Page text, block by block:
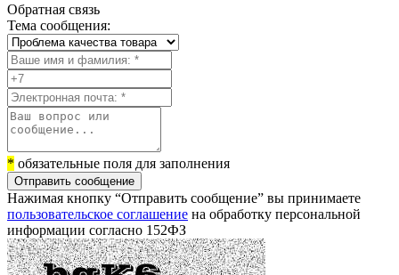
Обратная связь
Тема сообщения:
* обязательные поля для заполнения
Отправить сообщение
Нажимая кнопку “Отправить сообщение” вы принимаете
пользовательское соглашение на обработку персональной
информации согласно 152ФЗ